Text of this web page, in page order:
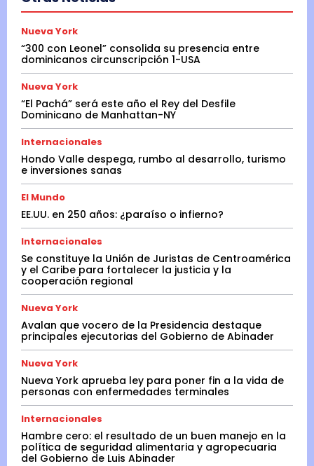
Nueva York
“300 con Leonel” consolida su presencia entre
dominicanos circunscripción 1-USA
Nueva York
“El Pachá” será este año el Rey del Desfile
Dominicano de Manhattan-NY
Internacionales
Hondo Valle despega, rumbo al desarrollo, turismo
e inversiones sanas
El Mundo
EE.UU. en 250 años: ¿paraíso o infierno?
Internacionales
Se constituye la Unión de Juristas de Centroamérica
y el Caribe para fortalecer la justicia y la
cooperación regional
Nueva York
Avalan que vocero de la Presidencia destaque
principales ejecutorias del Gobierno de Abinader
Nueva York
Nueva York aprueba ley para poner fin a la vida de
personas con enfermedades terminales
Internacionales
Hambre cero: el resultado de un buen manejo en la
política de seguridad alimentaria y agropecuaria
del Gobierno de Luis Abinader